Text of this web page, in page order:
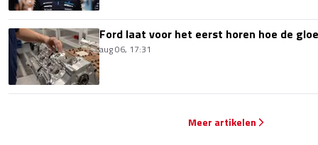
Ford laat voor het eerst horen hoe de
aug 06, 17:31
Meer artikelen